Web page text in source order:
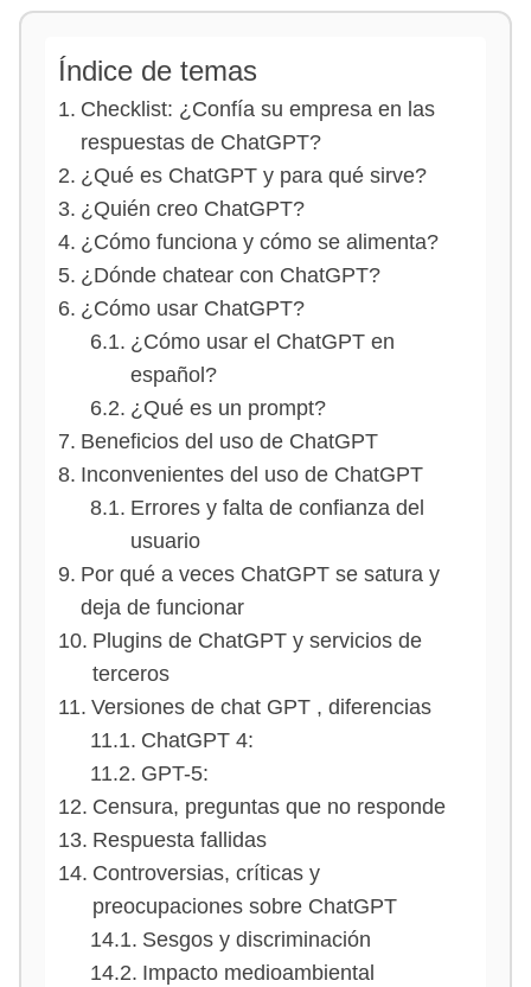
Índice de temas
Checklist: ¿Confía su empresa en las
respuestas de ChatGPT?
¿Qué es ChatGPT y para qué sirve?
¿Quién creo ChatGPT?
¿Cómo funciona y cómo se alimenta?
¿Dónde chatear con ChatGPT?
¿Cómo usar ChatGPT?
¿Cómo usar el ChatGPT en
español?
¿Qué es un prompt?
Beneficios del uso de ChatGPT
Inconvenientes del uso de ChatGPT
Errores y falta de confianza del
usuario
Por qué a veces ChatGPT se satura y
deja de funcionar
Plugins de ChatGPT y servicios de
terceros
Versiones de chat GPT , diferencias
ChatGPT 4:
GPT-5:
Censura, preguntas que no responde
Respuesta fallidas
Controversias, críticas y
preocupaciones sobre ChatGPT
Sesgos y discriminación
Impacto medioambiental